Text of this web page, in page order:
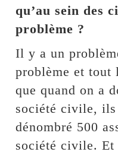
qu’au sein des
problème ?
Il y a un
problème et tout
que quand on a
société civile,
dénombré 500
société civile. Et